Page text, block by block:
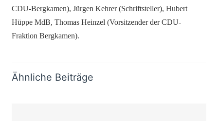
CDU-Bergkamen), Jürgen Kehrer (Schriftsteller), Hubert
Hüppe MdB, Thomas Heinzel (Vorsitzender der CDU-
Fraktion Bergkamen).
Ähnliche Beiträge